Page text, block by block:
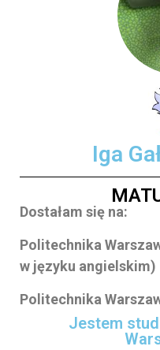
Iga
Dostałam się na:
Politechnika
w języku angielskim)
Politechnika
Jestem